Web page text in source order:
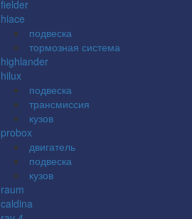
fielder
hiace
подвеска
тормозная система
highlander
hilux
подвеска
трансмиссия
кузов
probox
двигатель
подвеска
кузов
raum
caldina